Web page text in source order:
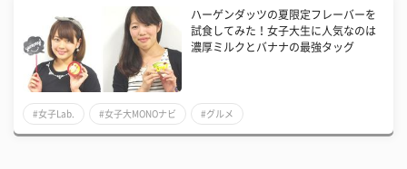
ハーゲンダッツの夏限定フレーバーを
試食してみた！女子大生に人気なのは
濃厚ミルクとバナナの最強タッグ
#女子Lab. #女子大MONOナビ #グルメ